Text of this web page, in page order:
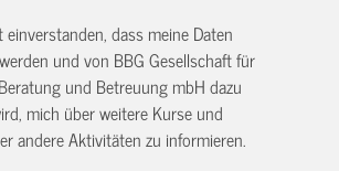
dass meine Daten
und von BBG Gesellschaft für
und Betreuung mbH dazu
mich über weitere Kurse und
andere Aktivitäten zu informieren.